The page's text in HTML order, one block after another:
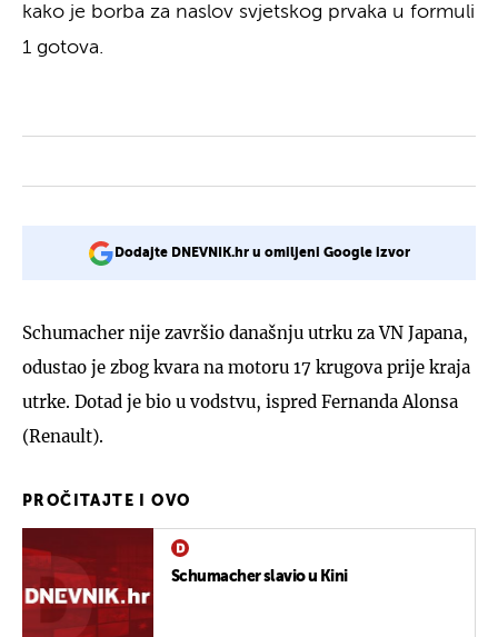
kako je borba za naslov svjetskog prvaka u formuli
1 gotova.
Dodajte DNEVNIK.hr u omiljeni Google izvor
Schumacher nije završio današnju utrku za VN Japana,
odustao je zbog kvara na motoru 17 krugova prije kraja
utrke. Dotad je bio u vodstvu, ispred Fernanda Alonsa
(Renault).
PROČITAJTE I OVO
Schumacher slavio u Kini